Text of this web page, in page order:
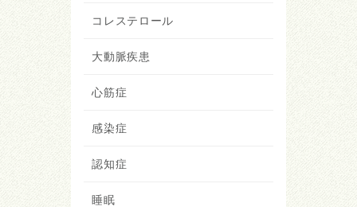
コレステロール
大動脈疾患
心筋症
感染症
認知症
睡眠